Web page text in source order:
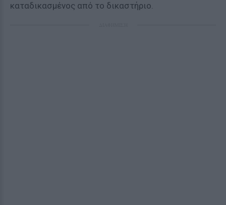
καταδικασμένος από το δικαστήριο.